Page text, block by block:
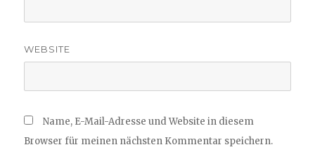
WEBSITE
Name, E-Mail-Adresse und Website in diesem
Browser für meinen nächsten Kommentar speichern.